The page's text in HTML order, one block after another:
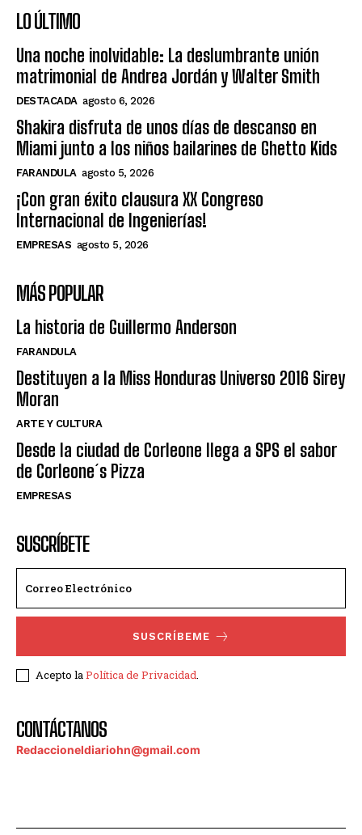
LO ÚLTIMO
Una noche inolvidable: La deslumbrante unión
matrimonial de Andrea Jordán y Walter Smith
DESTACADA agosto 6, 2026
Shakira disfruta de unos días de descanso en
Miami junto a los niños bailarines de Ghetto Kids
FARANDULA agosto 5, 2026
¡Con gran éxito clausura XX Congreso
Internacional de Ingenierías!
EMPRESAS agosto 5, 2026
MÁS POPULAR
La historia de Guillermo Anderson
FARANDULA
Destituyen a la Miss Honduras Universo 2016 Sirey
Moran
ARTE Y CULTURA
Desde la ciudad de Corleone llega a SPS el sabor
de Corleone´s Pizza
EMPRESAS
SUSCRÍBETE
SUSCRÍBEME
Acepto laPolítica de Privacidad.
CONTÁCTANOS
Redaccioneldiariohn@gmail.com